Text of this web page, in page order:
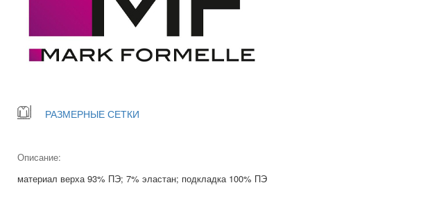
РАЗМЕРНЫЕ СЕТКИ
Описание:
материал верха 93% ПЭ; 7% эластан; подкладка 100% ПЭ